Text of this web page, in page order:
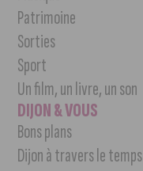
Patrimoine
Sorties
Sport
Un film, un livre, un son
DIJON & VOUS
Bons plans
Dijon à travers le temps